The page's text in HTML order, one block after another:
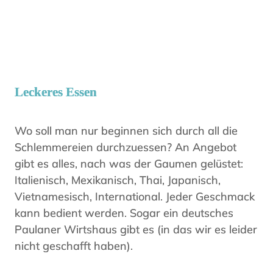
Leckeres Essen
Wo soll man nur beginnen sich durch all die
Schlemmereien durchzuessen? An Angebot
gibt es alles, nach was der Gaumen gelüstet:
Italienisch, Mexikanisch, Thai, Japanisch,
Vietnamesisch, International. Jeder Geschmack
kann bedient werden. Sogar ein deutsches
Paulaner Wirtshaus gibt es (in das wir es leider
nicht geschafft haben).